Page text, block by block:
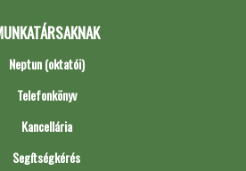
Neptun (oktatói)
Telefonkönyv
Kancellária
Segítségkérés